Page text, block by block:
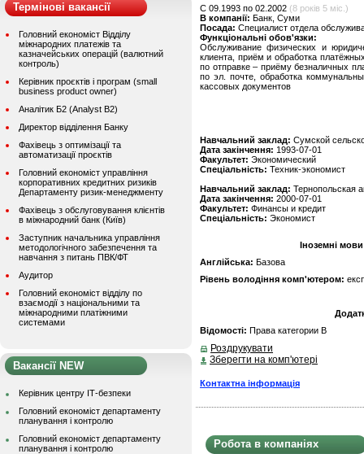
Термінові вакансії
Головний економіст Відділу
міжнародних платежів та
казначейських операцій (валютний
контроль)
Керівник проєктів і програм (small
business product owner)
Аналітик Б2 (Analyst B2)
Директор відділення Банку
Фахівець з оптимізації та
автоматизації проєктів
Головний економіст управління
корпоративних кредитних ризиків
Департаменту ризик-менеджменту
Фахівець з обслуговування клієнтів
в міжнародний банк (Київ)
Заступник начальника управління
методологічного забезпечення та
навчання з питань ПВК/ФТ
Аудитор
Головний економіст відділу по
взаємодії з національними та
міжнародними платіжними
системами
Вакансії NEW
Керівник центру ІТ-безпеки
Головний економіст департаменту
планування і контролю
Головний економіст департаменту
планування і контролю
C 09.1993 по 02.2002 (8 років 5 міс.)
В компанії: Банк, Суми
Посада: Специалист отдела
Функціональні обов'язки:
Обслуживание физических и
клиента, приём и обработка
по отправке – приёму безналичных
по эл. почте, обработка
кассовых документов
Навчальний заклад: Сумской
Дата закінчення: 1993-07-01
Факультет: Экономический
Спеціальність: Техник-экономист
Навчальний заклад: Тернопольская
Дата закінчення: 2000-07-01
Факультет: Финансы и кредит
Спеціальність: Экономист
Іноземні
Англійська: Базова
Рівень володіння комп'ютером:
Відомості: Права категории В
Роздрукувати
Зберегти на комп'ютері
Контактна інформація
Робота в компаніях